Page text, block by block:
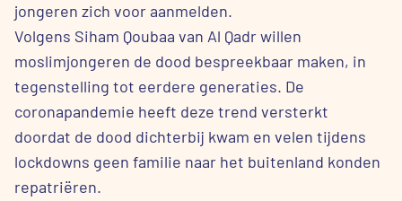
jongeren zich voor aanmelden.
Volgens Siham Qoubaa van Al Qadr willen
moslimjongeren de dood bespreekbaar maken, in
tegenstelling tot eerdere generaties. De
coronapandemie heeft deze trend versterkt
doordat de dood dichterbij kwam en velen tijdens
lockdowns geen familie naar het buitenland konden
repatriëren.